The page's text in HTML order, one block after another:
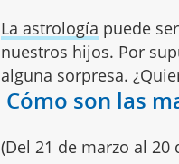
La astrología puede
nuestros hijos. Por
alguna sorpresa.
Cómo son las
(Del 21 de marzo al 20